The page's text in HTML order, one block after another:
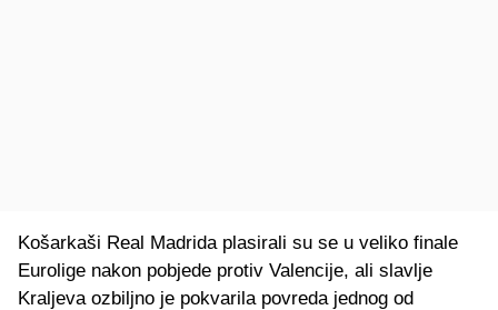
Košarkaši Real Madrida plasirali su se u veliko finale
Eurolige nakon pobjede protiv Valencije, ali slavlje
Kraljeva ozbiljno je pokvarila povreda jednog od